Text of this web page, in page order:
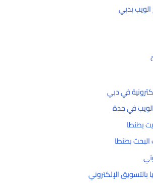
بدبي
في دبي
في جدة
بطنطا
بطنطا
الإلكتروني